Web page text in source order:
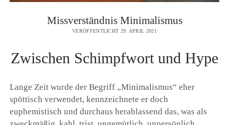
Missverständnis Minimalismus
VERÖFFENTLICHT 29. APRIL 2021
Zwischen Schimpfwort und Hype
Lange Zeit wurde der Begriff „Minimalismus“ eher
spöttisch verwendet, kennzeichnete er doch
euphemistisch und durchaus herablassend das, was als